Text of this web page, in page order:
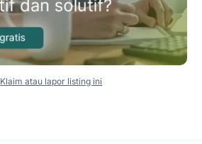
Klaim atau lapor listing ini